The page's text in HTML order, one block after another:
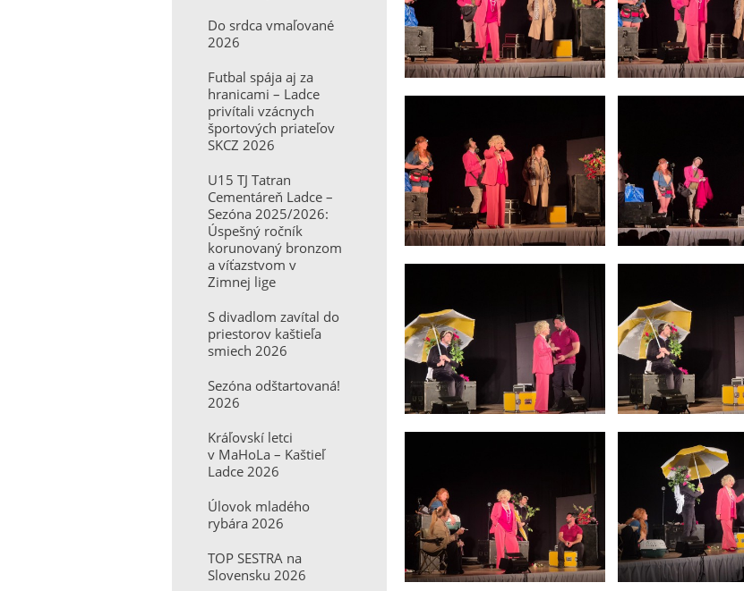
Do srdca vmaľované
2026
Futbal spája aj za
hranicami – Ladce
privítali vzácnych
športových priateľov
SKCZ 2026
U15 TJ Tatran
Cementáreň Ladce –
Sezóna 2025/2026:
Úspešný ročník
korunovaný bronzom
a víťazstvom v
Zimnej lige
S divadlom zavítal do
priestorov kaštieľa
smiech 2026
Sezóna odštartovaná!
2026
Kráľovskí letci
v MaHoLa – Kaštieľ
Ladce 2026
Úlovok mladého
rybára 2026
TOP SESTRA na
Slovensku 2026